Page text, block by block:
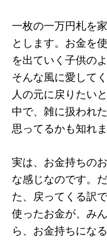
一枚の一万円札を
とします。お金を
を出ていく子供の
そんな風に愛して
人の元に戻りたい
中で、雑に扱われ
思ってるかも知れま
実は、お金持ちの
な感じなのです。
た、戻ってくる訳で
使ったお金が、み
ら、お金持ちにな